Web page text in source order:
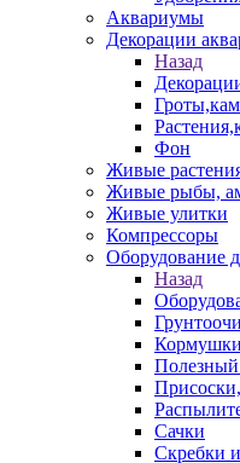
Аквариумы
Декорации
Назад
Фон
Живые
Живые рыбы,
Живые улитки
Компрессоры
Оборудование
Назад
Кормушки
Полезный
Сачки
Скребки